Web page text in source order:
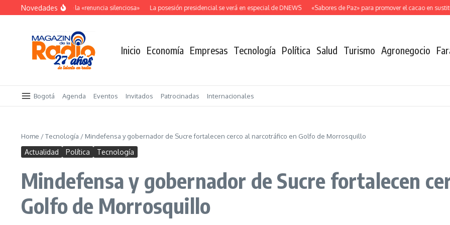
Saltar al contenido
Novedades
El costo oculto de la «renuncia silenciosa» La posesión presidencial se verá en especial de DNEWS «Sabores de Paz» para promover el cacao en
Inicio Economía Empresas Tecnología Política Salud Turismo Agronegocio
Bogotá Agenda Eventos Invitados Patrocinadas Internacionales
Home /Tecnología / Mindefensa y gobernador de Sucre fortalecen cerco al narcotráfico en Golfo de Morrosquillo
Actualidad Política Tecnología
Mindefensa y gobernador de Sucre fortalecen
Golfo de Morrosquillo